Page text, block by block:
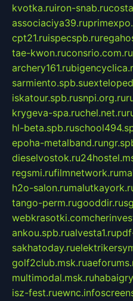
kvotka.ruiron-snab.ru
associaciya39.ru
cpt21.ruispecspb.ru
tae-kwon.ruconsrio.com.ru
archery161.ru
sarmiento.spb.su
iskatour.spb.rusnpi.org.ru
krygeva-spa.ruchel.net.ru
hl-beta.spb.ru
epoha-metalband.ru
dieselvostok.ru
regsmi.rufilmnetwork.ru
h2o-salon.ru
tango-perm.rugooddir.ru
webkrasotki.com
ankou.spb.rualvesta1.ru
sakhatoday.ru
golf2club.msk.ru
multimodal.msk.ru
isz-fest.ruewnc.info